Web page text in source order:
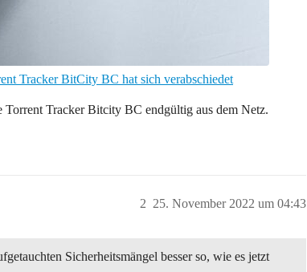
Tracker BitCity BC hat sich verabschiedet
Torrent Tracker Bitcity BC endgültig aus dem Netz.
25. November 2022 um 04:43
2
Sicherheitsmängel besser so, wie es jetzt